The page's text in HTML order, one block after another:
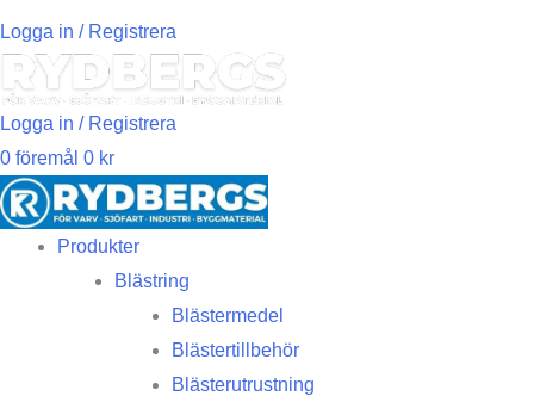
Logga in / Registrera
Logga in / Registrera
0 föremål 0 kr
Produkter
Blästring
Blästermedel
Blästertillbehör
Blästerutrustning